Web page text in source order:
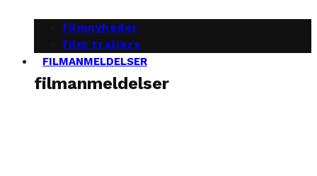
filmnyheder
film trailers
FILMANMELDELSER
filmanmeldelser